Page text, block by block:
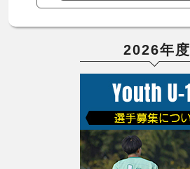
2026年度